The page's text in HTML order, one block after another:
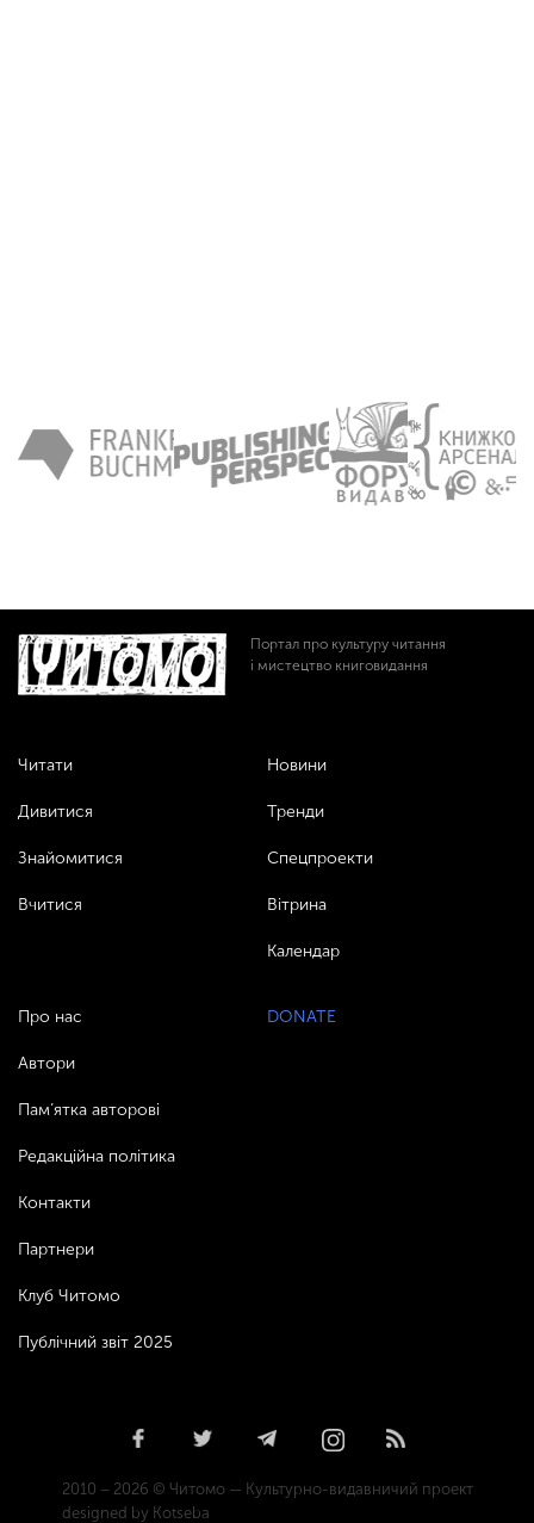
Портал про культуру читання
і мистецтво книговидання
Читати
Дивитися
Знайомитися
Вчитися
Новини
Тренди
Спецпроекти
Вітрина
Календар
Про нас
Автори
Пам’ятка авторові
Редакційна політика
Контакти
Партнери
Клуб Читомо
Публічний звіт 2025
DONATE
2010 – 2026 © Читомо — Культурно-видавничий проект
designed by Kotseba